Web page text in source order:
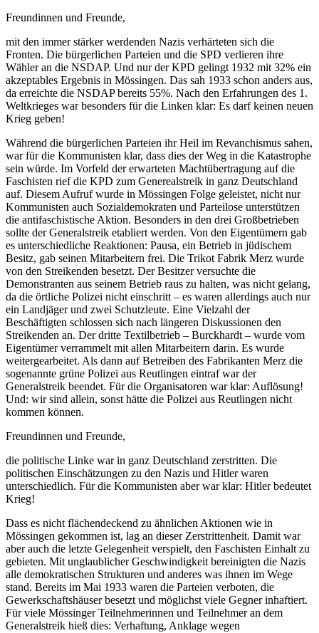
Freundinnen und Freunde,
mit den immer stärker werdenden Nazis verhärteten sich die
Fronten. Die bürgerlichen Parteien und die SPD verlieren ihre
Wähler an die NSDAP. Und nur der KPD gelingt 1932 mit 32% ein
akzeptables Ergebnis in Mössingen. Das sah 1933 schon anders aus,
da erreichte die NSDAP bereits 55%. Nach den Erfahrungen des 1.
Weltkrieges war besonders für die Linken klar: Es darf keinen neuen
Krieg geben!
Während die bürgerlichen Parteien ihr Heil im Revanchismus sahen,
war für die Kommunisten klar, dass dies der Weg in die Katastrophe
sein würde. Im Vorfeld der erwarteten Machtübertragung auf die
Faschisten rief die KPD zum Generealstreik in ganz Deutschland
auf. Diesem Aufruf wurde in Mössingen Folge geleistet, nicht nur
Kommunisten auch Sozialdemokraten und Parteilose unterstützen
die antifaschistische Aktion. Besonders in den drei Großbetrieben
sollte der Generalstreik etabliert werden. Von den Eigentümern gab
es unterschiedliche Reaktionen: Pausa, ein Betrieb in jüdischem
Besitz, gab seinen Mitarbeitern frei. Die Trikot Fabrik Merz wurde
von den Streikenden besetzt. Der Besitzer versuchte die
Demonstranten aus seinem Betrieb raus zu halten, was nicht gelang,
da die örtliche Polizei nicht einschritt – es waren allerdings auch nur
ein Landjäger und zwei Schutzleute. Eine Vielzahl der
Beschäftigten schlossen sich nach längeren Diskussionen den
Streikenden an. Der dritte Textilbetrieb – Burckhardt – wurde vom
Eigentümer verrammelt mit allen Mitarbeitern darin. Es wurde
weitergearbeitet. Als dann auf Betreiben des Fabrikanten Merz die
sogenannte grüne Polizei aus Reutlingen eintraf war der
Generalstreik beendet. Für die Organisatoren war klar: Auflösung!
Und: wir sind allein, sonst hätte die Polizei aus Reutlingen nicht
kommen können.
Freundinnen und Freunde,
die politische Linke war in ganz Deutschland zerstritten. Die
politischen Einschätzungen zu den Nazis und Hitler waren
unterschiedlich. Für die Kommunisten aber war klar: Hitler bedeutet
Krieg!
Dass es nicht flächendeckend zu ähnlichen Aktionen wie in
Mössingen gekommen ist, lag an dieser Zerstrittenheit. Damit war
aber auch die letzte Gelegenheit verspielt, den Faschisten Einhalt zu
gebieten. Mit unglaublicher Geschwindigkeit bereinigten die Nazis
alle demokratischen Strukturen und anderes was ihnen im Wege
stand. Bereits im Mai 1933 waren die Parteien verboten, die
Gewerkschaftshäuser besetzt und möglichst viele Gegner inhaftiert.
Für viele Mössinger Teilnehmerinnen und Teilnehmer an dem
Generalstreik hieß dies: Verhaftung, Anklage wegen